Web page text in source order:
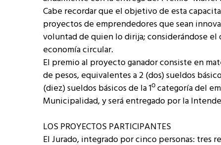
Cabe recordar que el objetivo de esta
proyectos de emprendedores que sean
voluntad de quien lo dirija; considerándose
economía circular.
El premio al proyecto ganador consiste en
de pesos, equivalentes a 2 (dos) sueldos
(diez) sueldos básicos de la 1º categoría del
Municipalidad, y será entregado por la
LOS PROYECTOS PARTICIPANTES
El Jurado, integrado por cinco personas: tres